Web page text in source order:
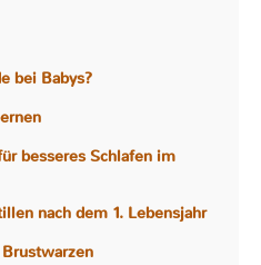
bei Babys?
besseres Schlafen im
nach dem 1. Lebensjahr